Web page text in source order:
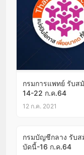
กรมการแพทย์ รับส
14-22 ก.ค.64
12 ก.ค. 2021
กรมบัญชีกลาง รับ
บัดนี้-16 ก.ค.64